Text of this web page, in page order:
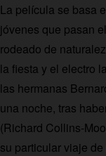
La película se basa
jóvenes que pasan
rodeado de
la fiesta y el electro
las hermanas
una noche, tras
(Richard Collins-
su particular viaje